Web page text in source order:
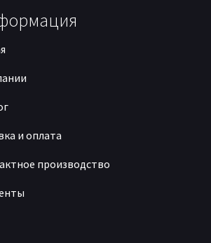
и оплата
производство